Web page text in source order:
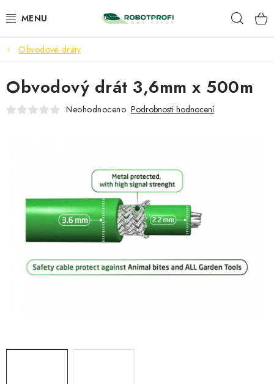
na
ROBOMOW
AMA
PŘÍSLUŠENSTVÍ
KONTAKTY
OBCHODNÍ PODMÍNKY
Kontakty
Obchodní podmínky
Obvodové dráty
Obvodový drát 3,6mm x 500m
Neohodnoceno Podrobnosti hodnocení